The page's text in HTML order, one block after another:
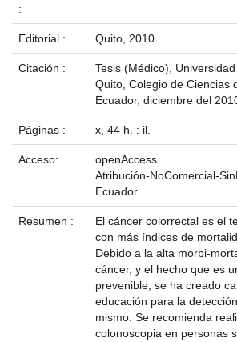
:
Editorial : Quito, 2010.
Citación :
Tesis (Médico),
Quito, Colegio de Ciencias
Ecuador, diciembre del
Páginas : x, 44 h. : il.
Acceso:
openAccess
Atribución-NoComercial-
Ecuador
Resumen :
El cáncer colorrectal es el
con más índices de
Debido a la alta morbi-
cáncer, y el hecho que es
prevenible, se ha creado
educación para la
mismo. Se recomienda
colonoscopia en personas